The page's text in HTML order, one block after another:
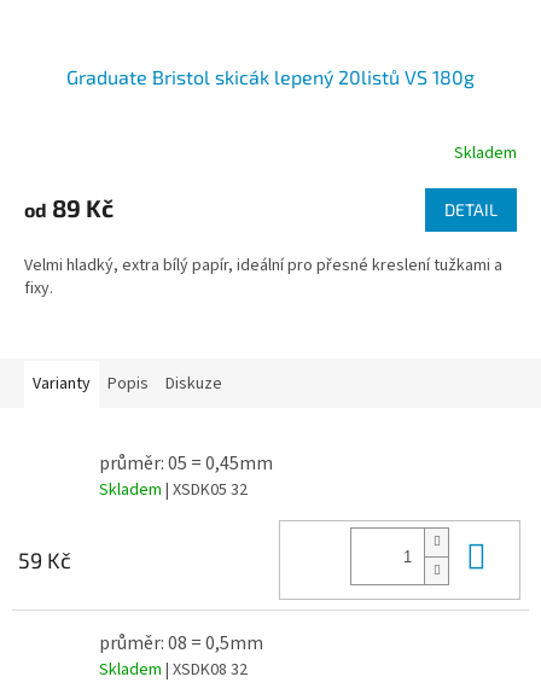
Graduate Bristol skicák lepený 20listů VS 180g
Skladem
od 89 Kč DETAIL
Velmi hladký, extra bílý papír, ideální pro přesné kreslení tužkami a
fixy.
Varianty Popis Diskuze
průměr: 05 = 0,45mm
Skladem | XSDK05 32
59 Kč
průměr: 08 = 0,5mm
Skladem | XSDK08 32